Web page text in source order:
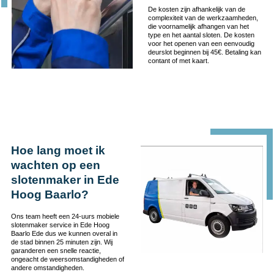
De kosten zijn afhankelijk van de
complexiteit van de werkzaamheden,
die voornamelijk afhangen van het
type en het aantal sloten. De kosten
voor het openen van een eenvoudig
deurslot beginnen bij 45€. Betaling kan
contant of met kaart.
Hoe lang moet ik
wachten op een
slotenmaker in Ede
Hoog Baarlo?
Ons team heeft een 24-uurs mobiele
slotenmaker service in Ede Hoog
Baarlo Ede dus we kunnen overal in
de stad binnen 25 minuten zijn. Wij
garanderen een snelle reactie,
ongeacht de weersomstandigheden of
andere omstandigheden.